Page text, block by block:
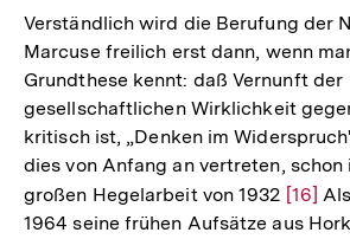
der
Fußnote
Verständlich wird die Berufung der
Marcuse freilich erst dann, wenn
Grundthese kennt: daß Vernunft der
gesellschaftlichen Wirklichkeit
kritisch ist, „Denken im
dies von Anfang an vertreten, schon
großen Hegelarbeit von 1932 Zur
[16]
1964 seine frühen Aufsätze aus